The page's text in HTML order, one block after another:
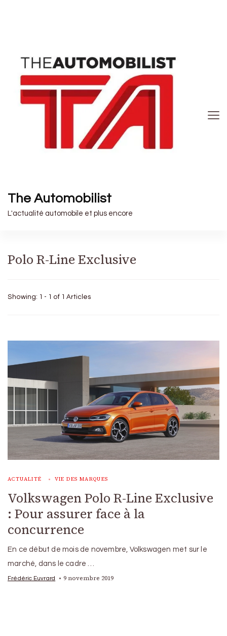
The Automobilist
L'actualité automobile et plus encore
Polo R-Line Exclusive
Showing: 1 - 1 of 1 Articles
ACTUALITÉ VIE DES MARQUES
Volkswagen Polo R-Line Exclusive
: Pour assurer face à la
concurrence
En ce début de mois de novembre, Volkswagen met sur le
marché, dans le cadre …
Frédéric Euvrard 9 novembre 2019